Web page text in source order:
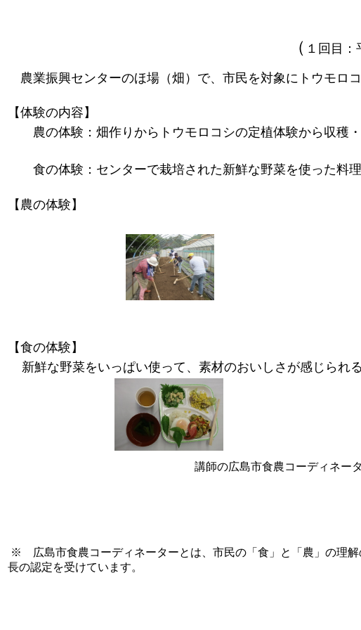
（ １回目：
農業振興センターのほ場（畑）で、市民を対象にトウモロ
【体験の内容】
農の体験：畑作りからトウモロコシの定植体験から収穫
食の体験：センターで栽培された新鮮な野菜を使った料理
【農の体験】
【食の体験】
新鮮な野菜をいっぱい使って、素材のおいしさが感じられ
講師の広島市食農コーディネー
※ 広島市食農コーディネーターとは、市民の「食」と「農」の理
長の認定を受けています。